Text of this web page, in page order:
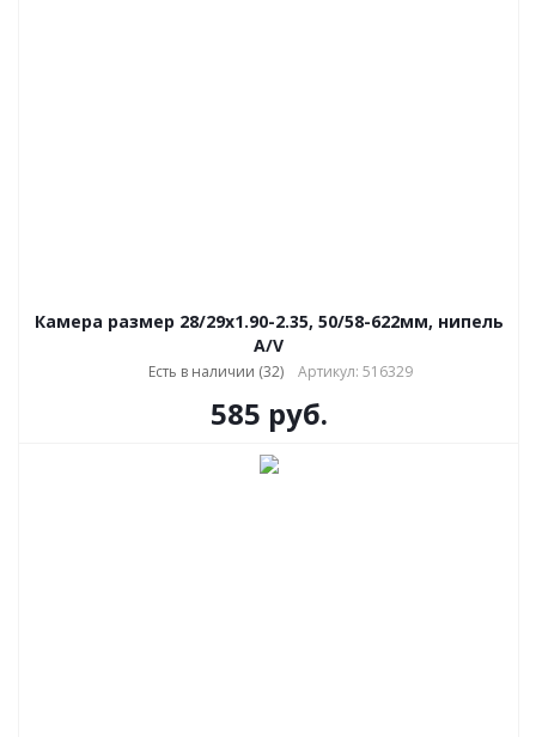
Камера размер 28/29x1.90-2.35, 50/58-622мм, нипель
A/V
Есть в наличии (32) Артикул: 516329
585 руб.